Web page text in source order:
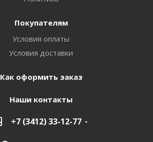
Покупателям
Условия оплаты
Условия доставки
Как оформить заказ
Наши контакты
+7 (3412) 33-12-77